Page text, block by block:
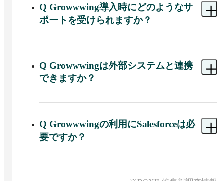
能を試せます。
Q Growwwing導入時にどのようなサ
ポートを受けられますか？
A Growwwingでは、導入にあたって手厚いオンボ
い方を説明するだけでなく、導入企業のサービス
内容の整理やカスタマーサクセス活動の設計とい
った準備段階から伴走し、スムーズに運用開始で
Q Growwwingは外部システムと連携
できますか？
A Salesforceはもちろん、オプションによってさま
ータ連携が可能です。
Q Growwwingの利用にSalesforceは必
要ですか？
A Growwwingには、Salesforceのライセンスが含ま